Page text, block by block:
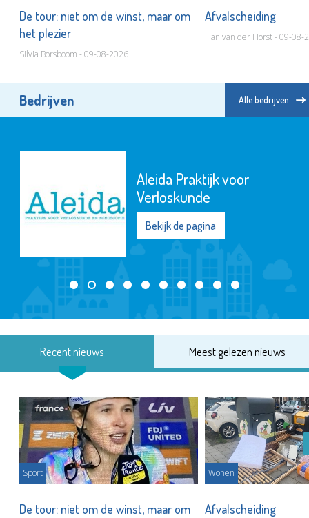
De tour: niet om de winst, maar om
het plezier
Silvia Borsboom - 09-08-2026
Afvalscheiding
Han van der Horst - 09-08-
Bedrijven Alle bedrijven
Aleida Praktijk voor
Verloskunde
Bekijk de pagina
Recent nieuws Meest gelezen nieuws
Sport
De tour: niet om de winst, maar om
Wonen
Afvalscheiding